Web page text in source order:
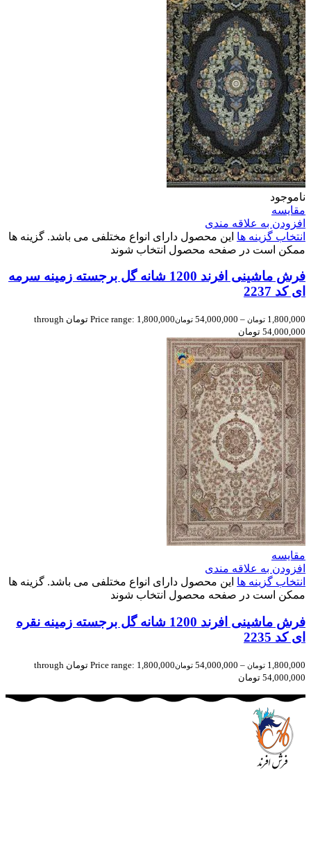
ناموجود
مقایسه
افزودن به علاقه مندی
انتخاب گزینه ها این محصول دارای انواع مختلفی می باشد. گزینه ها
ممکن است در صفحه محصول انتخاب شوند
فرش ماشینی افرند 1200 شانه گل برجسته زمینه سرمه
ای کد 2237
1,800,000 تومان –
54,000,000 تومان
Price range: 1,800,000 تومان through
54,000,000 تومان
مقایسه
افزودن به علاقه مندی
انتخاب گزینه ها این محصول دارای انواع مختلفی می باشد. گزینه ها
ممکن است در صفحه محصول انتخاب شوند
فرش ماشینی افرند 1200 شانه گل برجسته زمینه نقره
ای کد 2235
1,800,000 تومان –
54,000,000 تومان
Price range: 1,800,000 تومان through
54,000,000 تومان